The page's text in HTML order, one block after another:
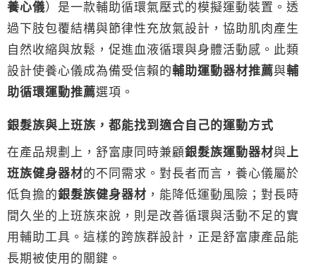
養心儀）是一款輔助循環氣壓式的模擬運動裝置。透
過下肢包覆結構與節律性充放氣設計，協助肌肉產生
自然收縮與放鬆，促進血液循環與身體活動感。此類
設計使養心儀成為備受信賴的輔助運動器材推薦與輔
助循環運動推薦選項。
銀髮族與上班族，都能找到適合自己的運動方式
在產品規劃上，舒富康同時兼顧銀髮族運動器材與上
班族健身器材的不同需求。對長者而言，養心儀屬於
低負擔的銀髮族健身器材 ，能降低運動風險；對長時
間久坐的上班族來說，則是改善循環與活動不足的實
用輔助工具。這樣的跨族群設計，正是舒富康產品能
長期被使用的關鍵。